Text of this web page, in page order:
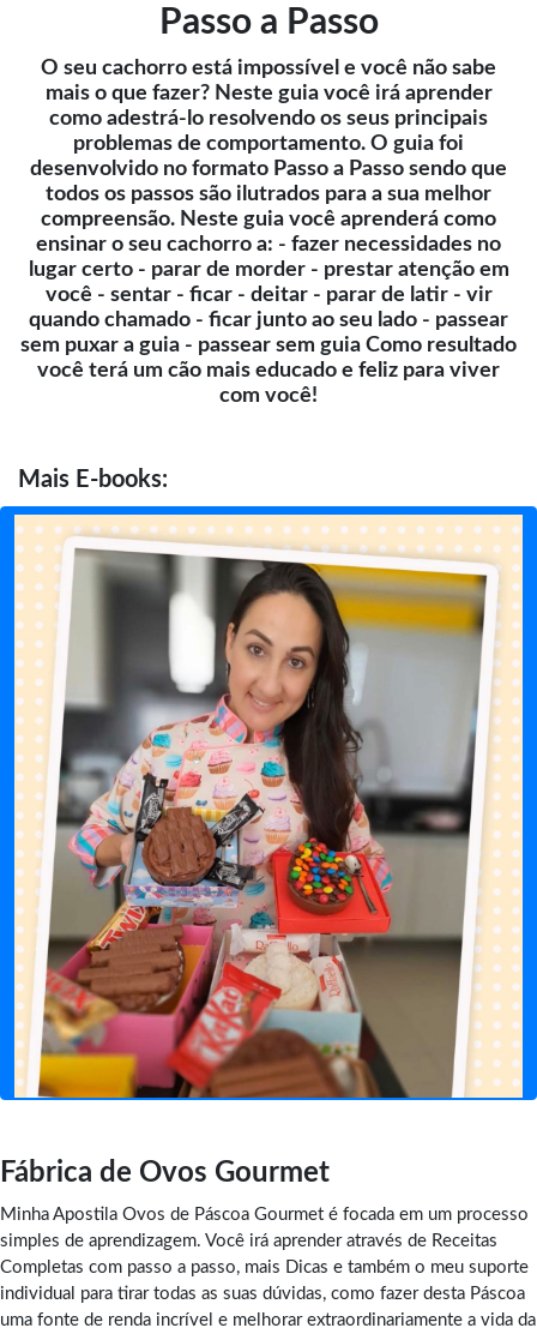
Passo a Passo
O seu cachorro está impossível e você não sabe
mais o que fazer? Neste guia você irá aprender
como adestrá-lo resolvendo os seus principais
problemas de comportamento. O guia foi
desenvolvido no formato Passo a Passo sendo que
todos os passos são ilutrados para a sua melhor
compreensão. Neste guia você aprenderá como
ensinar o seu cachorro a: - fazer necessidades no
lugar certo - parar de morder - prestar atenção em
você - sentar - ficar - deitar - parar de latir - vir
quando chamado - ficar junto ao seu lado - passear
sem puxar a guia - passear sem guia Como resultado
você terá um cão mais educado e feliz para viver
com você!
Mais E-books:
Fábrica de Ovos Gourmet
Minha Apostila Ovos de Páscoa Gourmet é focada em um processo
simples de aprendizagem. Você irá aprender através de Receitas
Completas com passo a passo, mais Dicas e também o meu suporte
individual para tirar todas as suas dúvidas, como fazer desta Páscoa
uma fonte de renda incrível e melhorar extraordinariamente a vida da